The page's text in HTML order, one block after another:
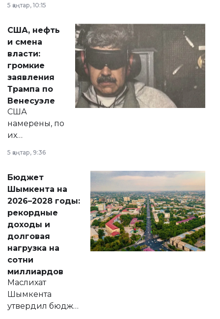
сразу несколько
актуальных тем —
от слухов о
политических
реформах до
вопросов армии,
экономики и
личного здоровья.
5 қаңтар, 10:15
США, нефть
и смена
власти:
громкие
заявления
Трампа по
Венесуэле
США
намерены, по
их
принести
народу
Венесуэлы.
5 қаңтар, 9:36
Бюджет
Шымкента на
2026–2028 годы:
рекордные
доходы и
долговая
нагрузка на
сотни
миллиардов
Маслихат
Шымкента
утвердил бюджет